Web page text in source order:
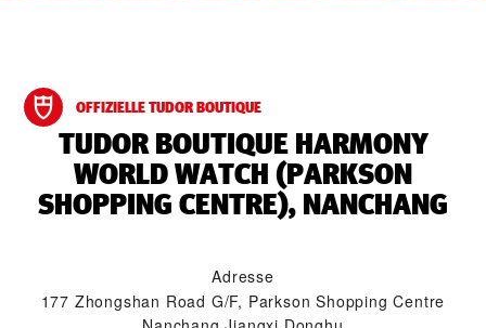
OFFIZIELLE TUDOR BOUTIQUE
‭TUDOR BOUTIQUE HARMONY
WORLD WATCH (PARKSON
SHOPPING CENTRE), NANCHANG‬
Adresse
177 Zhongshan Road G/F, Parkson Shopping Centre